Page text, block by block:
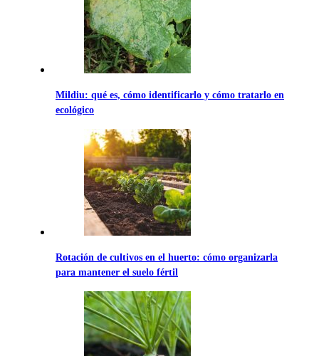
Mildiu: qué es, cómo identificarlo y cómo tratarlo en
ecológico
Rotación de cultivos en el huerto: cómo organizarla
para mantener el suelo fértil